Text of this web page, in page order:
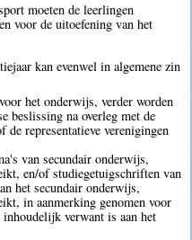
moeten de leerlingen
voor de uitoefening van het
kan evenwel in algemene zin
het onderwijs, verder worden
beslissing na overleg met de
representatieve verenigingen
van secundair onderwijs,
en/of studiegetuigschriften van
het secundair onderwijs,
in aanmerking genomen voor
verwant is aan het